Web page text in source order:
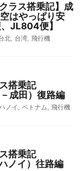
ラス搭乗記】成
はやっぱり安
JL804便】
北 台湾 飛行機
搭乗記
成田）復路編
ノイ ベトナム 飛行機
搭乗記
ノイ）往路編